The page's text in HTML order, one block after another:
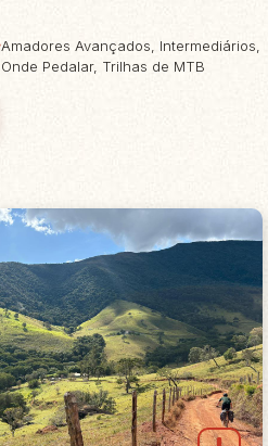
Amadores Avançados Intermediários
Onde Pedalar, Trilhas de MTB